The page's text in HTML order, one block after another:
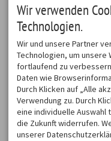
LAGE
+
−
Wir verwenden
Technologien.
Wir und unsere Partner
Technologien, um
fortlaufend zu
Daten wie
Durch Klicken auf „Alle
Verwendung zu. Durch
eine individuelle
die Zukunft widerrufen.
unserer